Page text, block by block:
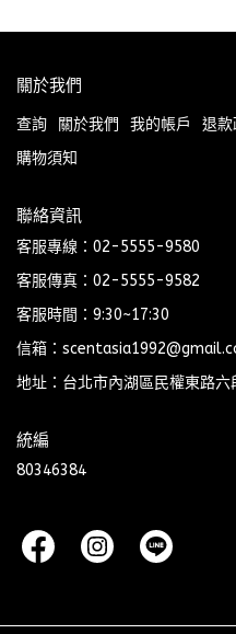
關於我們
查詢 關於我們 我的帳戶 退
購物須知
聯絡資訊
客服專線：02-5555-9580
客服傳真：02-5555-9582
客服時間：9:30~17:30
信箱：
地址：台北市內湖區民權東路
統編
80346384